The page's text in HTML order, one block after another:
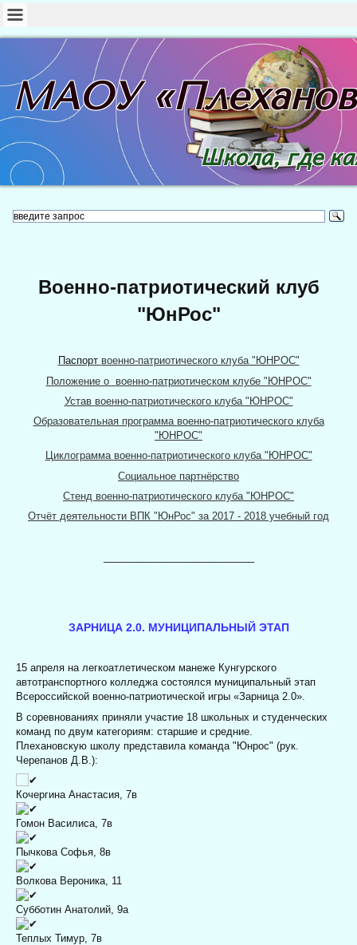
МАОУ
Школа, где
Военно-патриотический клуб
"ЮнРос"
Паспорт военно-патриотического клуба "ЮНРОС"
Положение о военно-патриотическом клубе "ЮНРОС"
Устав военно-патриотического клуба "ЮНРОС"
Образовательная программа военно-патриотического клуба
"ЮНРОС"
Циклограмма военно-патриотического клуба "ЮНРОС"
Социальное партнёрство
Стенд военно-патриотического клуба "ЮНРОС"
Отчёт деятельности ВПК "ЮнРос" за 2017 - 2018 учебный год
ЗАРНИЦА 2.0. МУНИЦИПАЛЬНЫЙ ЭТАП
15 апреля на легкоатлетическом манеже Кунгурского
автотранспортного колледжа состоялся муниципальный этап
Всероссийской военно-патриотической игры «Зарница 2.0».
В соревнованиях приняли участие 18 школьных и студенческих
команд по двум категориям: старшие и средние.
Плехановскую школу представила команда "Юнрос" (рук.
Черепанов Д.В.):
Кочергина Анастасия, 7в
Гомон Василиса, 7в
Пычкова Софья, 8в
Волкова Вероника, 11
Субботин Анатолий, 9а
Теплых Тимур, 7в